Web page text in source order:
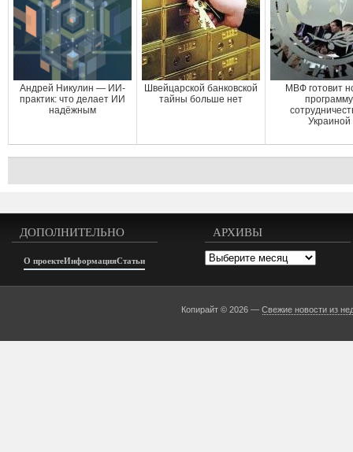
Андрей Никулин — ИИ-
практик: что делает ИИ
надёжным
Швейцарской банковской
тайны больше нет
МВФ готовит
программу
Украиной
ДОПОЛНИТЕЛЬНО
О проектеИнформацияСтатьи
АРХИВЫ
Архивы
Копирайт © 2026 —Свежие новости из